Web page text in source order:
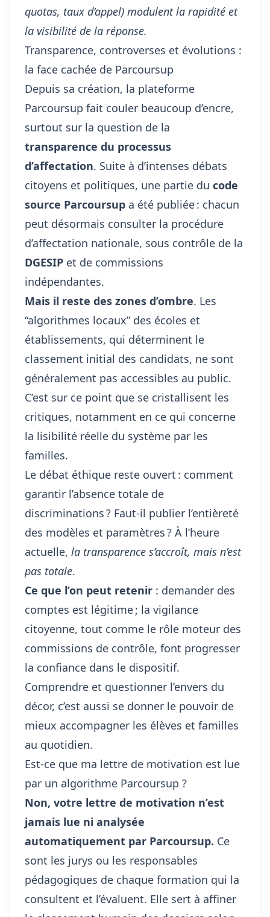
quotas, taux d’appel) modulent la rapidité et
la visibilité de la réponse.
Transparence, controverses et évolutions :
la face cachée de Parcoursup
Depuis sa création, la plateforme
Parcoursup fait couler beaucoup d’encre,
surtout sur la question de la
transparence du processus
d’affectation. Suite à d’intenses débats
citoyens et politiques, une partie du code
source Parcoursup a été publiée : chacun
peut désormais consulter la procédure
d’affectation nationale, sous contrôle de la
DGESIP et de commissions
indépendantes.
Mais il reste des zones d’ombre. Les
“algorithmes locaux” des écoles et
établissements, qui déterminent le
classement initial des candidats, ne sont
généralement pas accessibles au public.
C’est sur ce point que se cristallisent les
critiques, notamment en ce qui concerne
la lisibilité réelle du système par les
familles.
Le débat éthique reste ouvert : comment
garantir l’absence totale de
discriminations ? Faut-il publier l’entièreté
des modèles et paramètres ? À l’heure
actuelle, la transparence s’accroît, mais n’est
pas totale.
Ce que l’on peut retenir : demander des
comptes est légitime ; la vigilance
citoyenne, tout comme le rôle moteur des
commissions de contrôle, font progresser
la confiance dans le dispositif.
Comprendre et questionner l’envers du
décor, c’est aussi se donner le pouvoir de
mieux accompagner les élèves et familles
au quotidien.
Est-ce que ma lettre de motivation est lue
par un algorithme Parcoursup ?
Non, votre lettre de motivation n’est
jamais lue ni analysée
automatiquement par Parcoursup. Ce
sont les jurys ou les responsables
pédagogiques de chaque formation qui la
consultent et l’évaluent. Elle sert à affiner